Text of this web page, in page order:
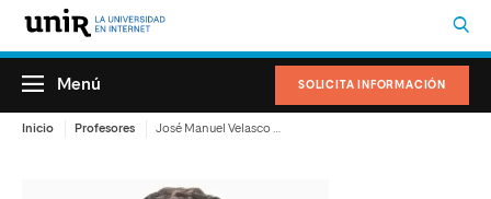
SOLICITA INFORMACIÓN
Menú
Inicio Profesores